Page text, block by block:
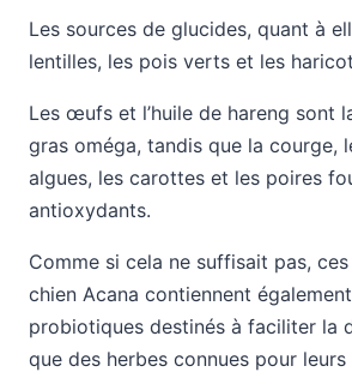
Les sources de glucides, quant à
lentilles, les pois verts et les
Les œufs et l’huile de hareng sont
gras oméga, tandis que la courge,
algues, les carottes et les poires
antioxydants.
Comme si cela ne suffisait pas,
chien Acana contiennent
probiotiques destinés à faciliter la
que des herbes connues pour